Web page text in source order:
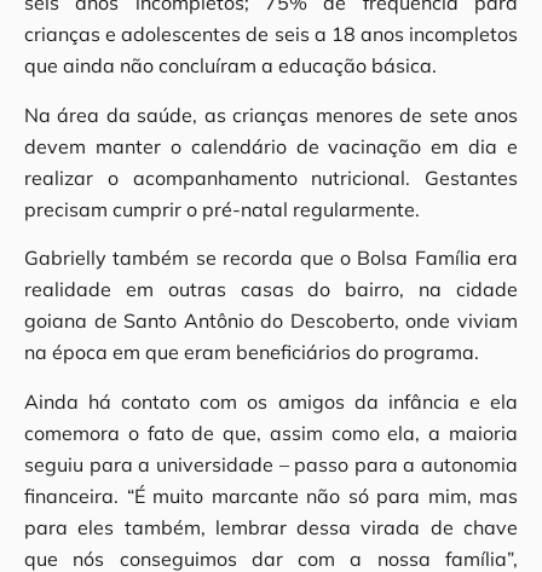
crianças e adolescentes de seis a 18 anos incompletos
que ainda não concluíram a educação básica.
Na área da saúde, as crianças menores de sete anos
devem manter o calendário de vacinação em dia e
realizar o acompanhamento nutricional. Gestantes
precisam cumprir o pré-natal regularmente.
Gabrielly também se recorda que o Bolsa Família era
realidade em outras casas do bairro, na cidade
goiana de Santo Antônio do Descoberto, onde viviam
na época em que eram beneficiários do programa.
Ainda há contato com os amigos da infância e ela
comemora o fato de que, assim como ela, a maioria
seguiu para a universidade – passo para a autonomia
financeira. “É muito marcante não só para mim, mas
para eles também, lembrar dessa virada de chave
que nós conseguimos dar com a nossa família”,